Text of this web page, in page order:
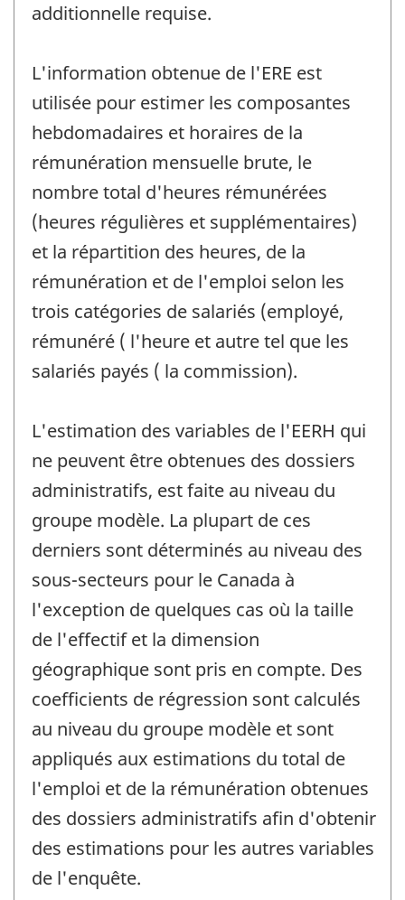
additionnelle requise.
L'information obtenue de l'ERE est
utilisée pour estimer les composantes
hebdomadaires et horaires de la
rémunération mensuelle brute, le
nombre total d'heures rémunérées
(heures régulières et supplémentaires)
et la répartition des heures, de la
rémunération et de l'emploi selon les
trois catégories de salariés (employé,
rémunéré ( l'heure et autre tel que les
salariés payés ( la commission).
L'estimation des variables de l'EERH qui
ne peuvent être obtenues des dossiers
administratifs, est faite au niveau du
groupe modèle. La plupart de ces
derniers sont déterminés au niveau des
sous-secteurs pour le Canada à
l'exception de quelques cas où la taille
de l'effectif et la dimension
géographique sont pris en compte. Des
coefficients de régression sont calculés
au niveau du groupe modèle et sont
appliqués aux estimations du total de
l'emploi et de la rémunération obtenues
des dossiers administratifs afin d'obtenir
des estimations pour les autres variables
de l'enquête.